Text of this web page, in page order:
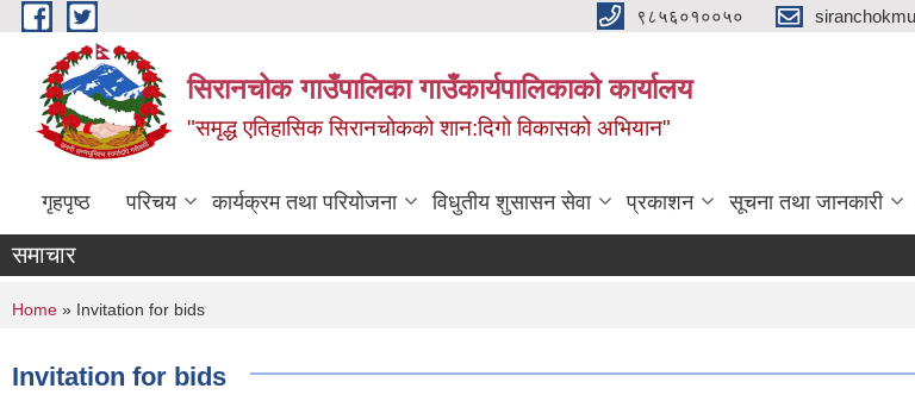
Skip to main content ९८५६०१००५०
सिरानचोक गाउँपालिका गाउँकार्यपालिकाको कार्यालय
"समृद्ध एतिहासिक सिरानचोकको शान:दिगो विकासको अभियान"
गृहपृष्ठ परिचय कार्यक्रम तथा परियोजना विधुतीय शुसासन सेवा प्रकाशन सूचना तथा जानकारी
समाचार
You are here
Home » Invitation for bids
Invitation for bids